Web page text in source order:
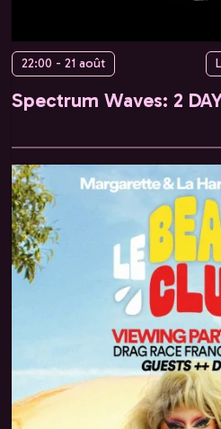
22:00 - 21 août
Spectrum Waves: 2